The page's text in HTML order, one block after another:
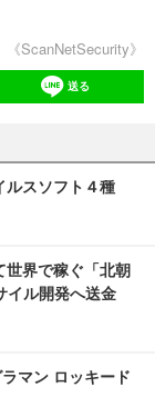
《ScanNetSecurity》
送る
ルスソフト４種
世界で稼ぐ「北朝
イル開発へ送金
マン ロッキード